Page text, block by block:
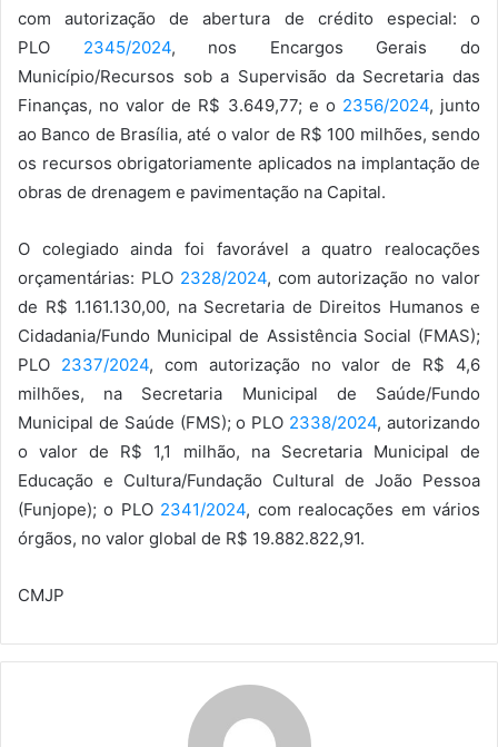
com autorização de abertura de crédito especial: o
PLO 2345/2024, nos Encargos Gerais do
Município/Recursos sob a Supervisão da Secretaria das
Finanças, no valor de R$ 3.649,77; e o 2356/2024, junto
ao Banco de Brasília, até o valor de R$ 100 milhões, sendo
os recursos obrigatoriamente aplicados na implantação de
obras de drenagem e pavimentação na Capital.
O colegiado ainda foi favorável a quatro realocações
orçamentárias: PLO 2328/2024, com autorização no valor
de R$ 1.161.130,00, na Secretaria de Direitos Humanos e
Cidadania/Fundo Municipal de Assistência Social (FMAS);
PLO 2337/2024, com autorização no valor de R$ 4,6
milhões, na Secretaria Municipal de Saúde/Fundo
Municipal de Saúde (FMS); o PLO 2338/2024, autorizando
o valor de R$ 1,1 milhão, na Secretaria Municipal de
Educação e Cultura/Fundação Cultural de João Pessoa
(Funjope); o PLO 2341/2024, com realocações em vários
órgãos, no valor global de R$ 19.882.822,91.
CMJP